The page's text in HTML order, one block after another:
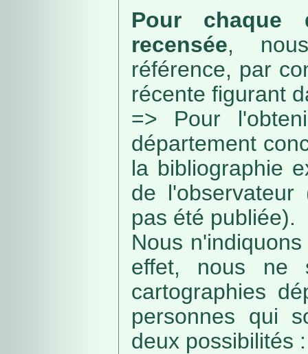
Pour chaque
recensée,
référence, par
récente figurant
=> Pour
département
la bibliographie
de
pas été publiée).
Nous
effet, nous ne
cartographies
personnes qui
deux possibilités :